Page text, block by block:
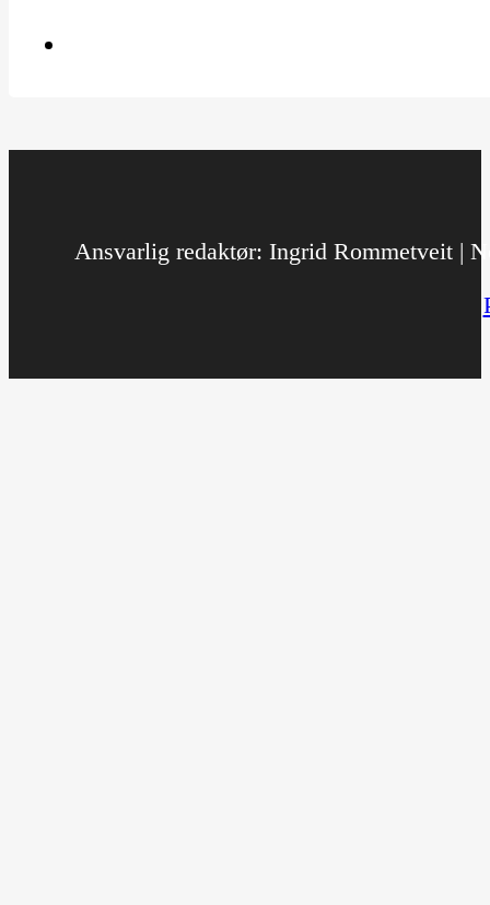
Ansvarlig redaktør: Ingrid Rommetveit |